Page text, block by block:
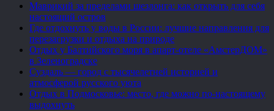
Маврикий за пределами шезлонга: как открыть для себя
настоящий остров
Где отдохнуть у воды в России: лучшие направления для
перезагрузки и отдыха на природе
Отдых у Балтийского моря в апарт-отеле «АмстерДОМ»
в Зеленоградске
Суздаль — город с тысячелетней историей и
атмосферой русского уюта
Отдых в Подмосковье: место, где можно по-настоящему
выдохнуть